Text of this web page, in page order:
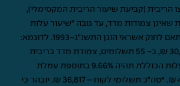
לצו הריבית (קביעת שיעור הריבית המקסימלי),
בהלוואת שאינן צמודות מדד, עד גובה "שיעור עלות
האשראי המרבי" בהתאם לחוק אשראי הוגן התשנ"ג-1993. לדוגמא:
בהלוואה על סך 30,000 ₪, ב- 55 תשלומים, צמודת מדד בריבית
בשיעור של 8.5%, העלות הכוללת תהיה 9.66% בתוספת עמלת
פתיחת תיק בסך 490 ₪. *סה"כ תשלומי לקוח – 36,817 ₪. יובהר כי